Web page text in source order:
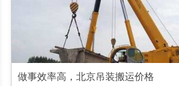
做事效率高，北京吊装搬运价格